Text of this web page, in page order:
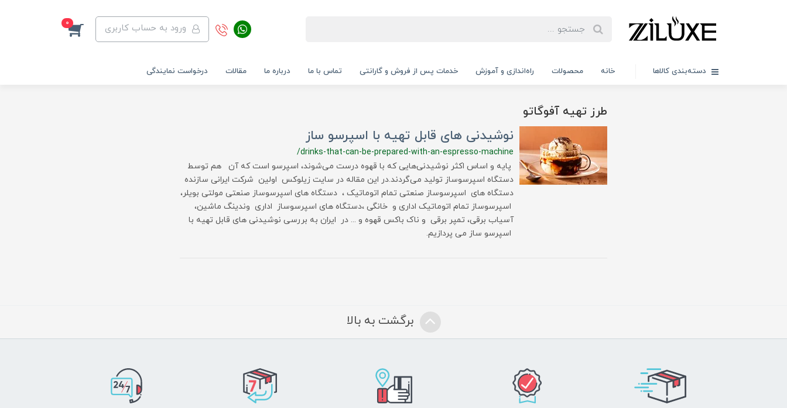
ورود به حساب کاربری 0
دسته‌بندی کالاها خانه محصولات راه‌اندازی و آموزش خدمات پس از فروش و گارانتی تماس با ما درباره ما مقالات درخواست نمایندگی
طرز تهیه آفوگاتو
نوشیدنی های قابل تهیه با اسپرسو ساز
/drinks-that-can-be-prepared-with-an-espresso-machine
پایه و اساس اکثر نوشیدنی‌هایی که با قهوه درست می‌شوند، اسپرسو است که آن هم توسط
دستگاه اسپرسوساز تولید می‌گردند.در این مقاله در سایت زیلوکس اولین شرکت ایرانی سازنده
دستگاه های اسپرسوساز صنعتی تمام اتوماتیک ، دستگاه های اسپرسوساز صنعتی مولتی بویلر،
اسپرسوساز تمام اتوماتیک اداری و خانگی ،دستگاه های اسپرسوساز اداری وندینگ ماشین،
آسیاب برقی، تمپر برقی و ناک باکس قهوه و ... در ایران به بررسی نوشیدنی های قابل تهیه با
اسپرسو ساز می پردازیم.
برگشت به بالا